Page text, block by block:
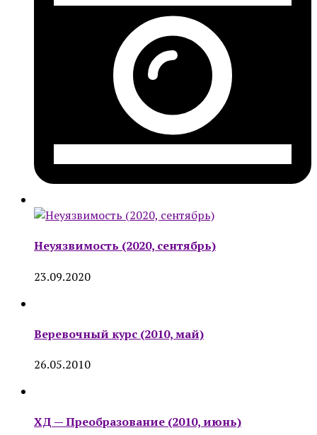
Неуязвимость (2020, сентябрь)
23.09.2020
Веревочный курс (2010, май)
26.05.2010
ХД — Преобразование (2010, июнь)